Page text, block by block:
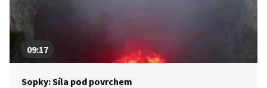
09:17
Sopky: Síla pod povrchem